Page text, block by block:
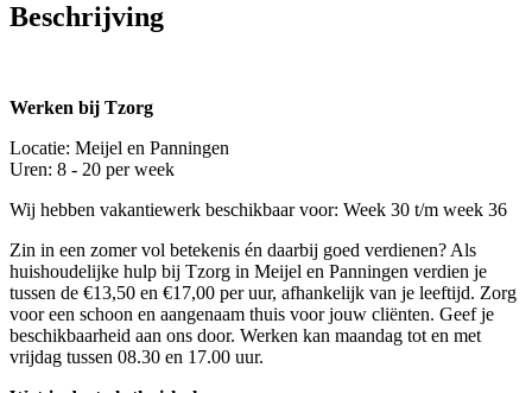
Beschrijving
Werken bij Tzorg
Locatie: Meijel en Panningen
Uren: 8 - 20 per week
Wij hebben vakantiewerk beschikbaar voor: Week 30 t/m week 36
Zin in een zomer vol betekenis én daarbij goed verdienen? Als
huishoudelijke hulp bij Tzorg in Meijel en Panningen verdien je
tussen de €13,50 en €17,00 per uur, afhankelijk van je leeftijd. Zorg
voor een schoon en aangenaam thuis voor jouw cliënten. Geef je
beschikbaarheid aan ons door. Werken kan maandag tot en met
vrijdag tussen 08.30 en 17.00 uur.